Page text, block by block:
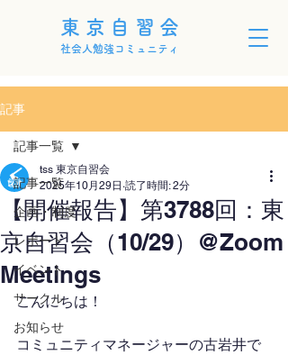
東京自習会
社会人勉強コミュニティ
記事
記事一覧
企画・制度
レポート
イベント
サークル
お知らせ
記事一覧
【開催報告】第3788回：東
京自習会（10/29）@Zoom
Meetings
tss 東京自習会
2025年10月29日 読了時間: 2分
こんにちは！
コミュニティマネージャーの古岩井で